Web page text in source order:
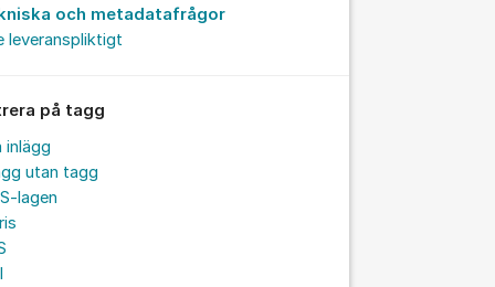
och metadatafrågor
leveranspliktigt
på tagg
inlägg
utan tagg
lagen